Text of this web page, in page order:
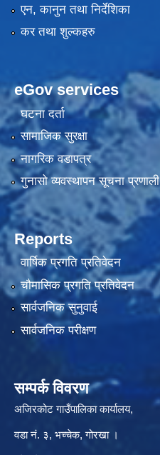
एन, कानुन तथा निर्देशिका
कर तथा शुल्कहरु
eGov services
घटना दर्ता
सामाजिक सुरक्षा
नागरिक वडापत्र
गुनासो व्यवस्थापन सूचना प्रणाली
Reports
वार्षिक प्रगति प्रतिवेदन
चौमासिक प्रगति प्रतिवेदन
सार्वजनिक सुनुवाई
सार्वजनिक परीक्षण
सम्पर्क विवरण
अजिरकोट गाउँपालिका कार्यालय,
वडा नं. ३, भच्चेक, गोरखा ।